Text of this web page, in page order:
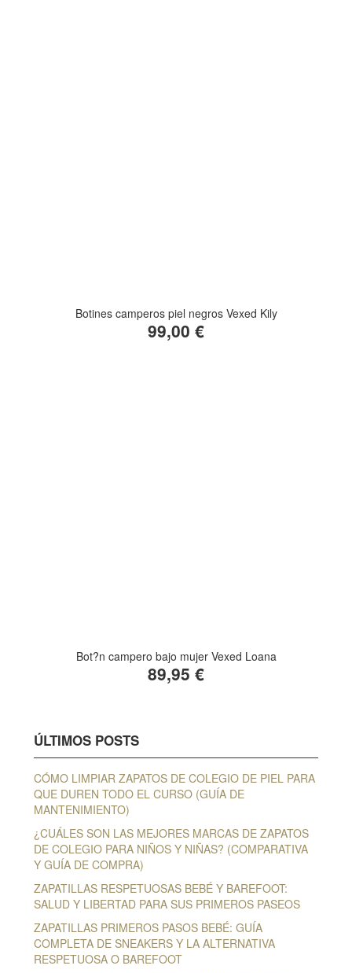
Botines camperos piel negros Vexed Kily
99,00 €
Bot?n campero bajo mujer Vexed Loana
89,95 €
ÚLTIMOS POSTS
CÓMO LIMPIAR ZAPATOS DE COLEGIO DE PIEL PARA
QUE DUREN TODO EL CURSO (GUÍA DE
MANTENIMIENTO)
¿CUÁLES SON LAS MEJORES MARCAS DE ZAPATOS
DE COLEGIO PARA NIÑOS Y NIÑAS? (COMPARATIVA
Y GUÍA DE COMPRA)
ZAPATILLAS RESPETUOSAS BEBÉ Y BAREFOOT:
SALUD Y LIBERTAD PARA SUS PRIMEROS PASEOS
ZAPATILLAS PRIMEROS PASOS BEBÉ: GUÍA
COMPLETA DE SNEAKERS Y LA ALTERNATIVA
RESPETUOSA O BAREFOOT